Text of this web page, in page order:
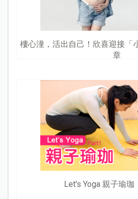
樓心潼，活出自己！欣喜迎接「
章
Let's Yoga 親子瑜珈